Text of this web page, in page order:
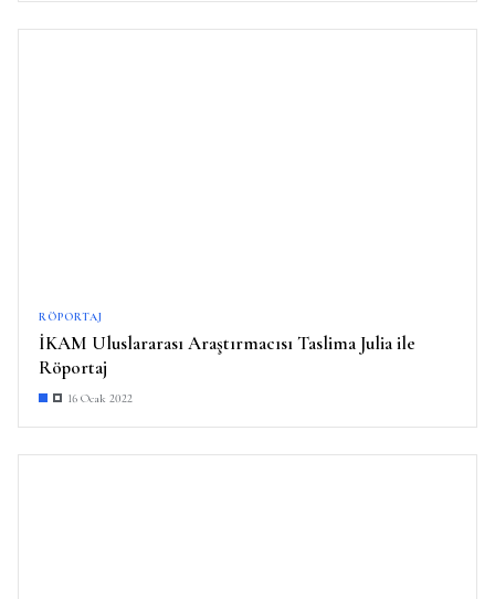
RÖPORTAJ
İKAM Uluslararası Araştırmacısı Taslima Julia ile
Röportaj
16 Ocak 2022